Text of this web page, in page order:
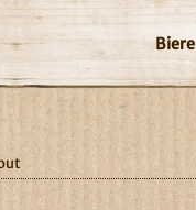
Biere